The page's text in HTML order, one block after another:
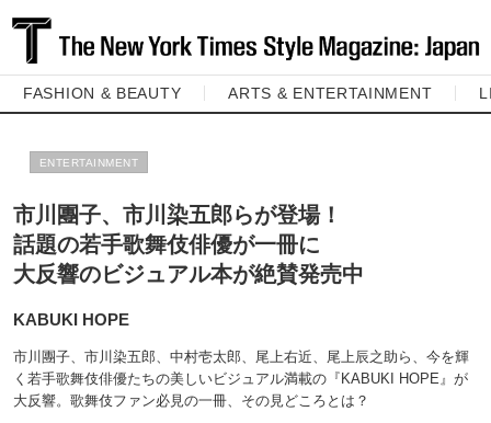
FASHION & BEAUTY ARTS & ENTERTAINMENT
ENTERTAINMENT
市川團子、市川染五郎らが登場！
話題の若手歌舞伎俳優が一冊に
大反響のビジュアル本が絶賛発売中
KABUKI HOPE
市川團子、市川染五郎、中村壱太郎、尾上右近、尾上辰之助ら、今を輝
く若手歌舞伎俳優たちの美しいビジュアル満載の『KABUKI HOPE』が
大反響。歌舞伎ファン必見の一冊、その見どころとは？